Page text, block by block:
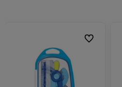
Do ulubionych
Do ulubionych